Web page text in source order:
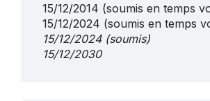
15/12/2014 (soumis en temps
15/12/2024 (soumis en temps
15/12/2024(soumis)
15/12/2030